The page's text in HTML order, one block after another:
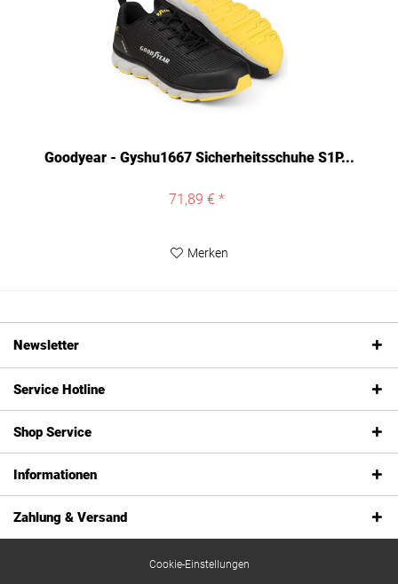
Goodyear - Gyshu1667 Sicherheitsschuhe S1P...
71,89 € *
Merken
Newsletter
Service Hotline
Shop Service
Informationen
Zahlung & Versand
Cookie-Einstellungen